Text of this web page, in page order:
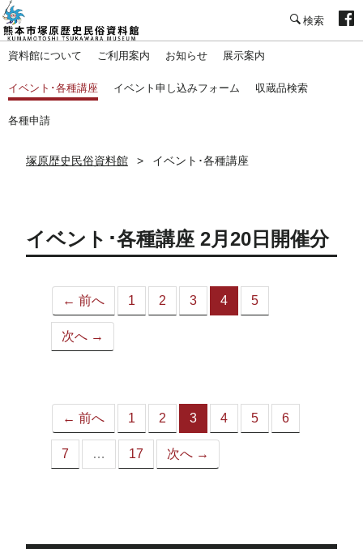
資料館について ご利用案内 お知らせ 展示案内
イベント･各種講座 イベント申し込みフォーム 収蔵品検索
各種申請
塚原歴史民俗資料館 イベント･各種講座
イベント･各種講座 2月20日開催分
← 前へ 1 2 3 4
（こ
5
次へ →
← 前へ 1 2 3
（こ
の
4 5 6
7 … 17 次へ →